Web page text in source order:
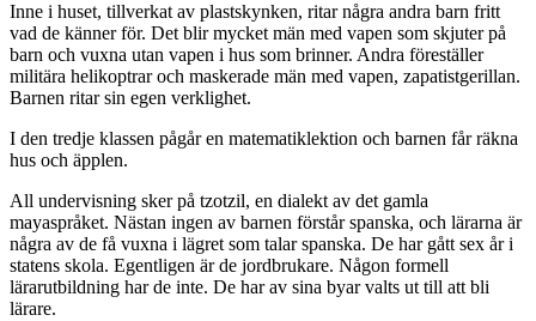
Inne i huset, tillverkat av plastskynken, ritar några andra barn fritt
vad de känner för. Det blir mycket män med vapen som skjuter på
barn och vuxna utan vapen i hus som brinner. Andra föreställer
militära helikoptrar och maskerade män med vapen, zapatistgerillan.
Barnen ritar sin egen verklighet.
I den tredje klassen pågår en matematiklektion och barnen får räkna
hus och äpplen.
All undervisning sker på tzotzil, en dialekt av det gamla
mayaspråket. Nästan ingen av barnen förstår spanska, och lärarna är
några av de få vuxna i lägret som talar spanska. De har gått sex år i
statens skola. Egentligen är de jordbrukare. Någon formell
lärarutbildning har de inte. De har av sina byar valts ut till att bli
lärare.